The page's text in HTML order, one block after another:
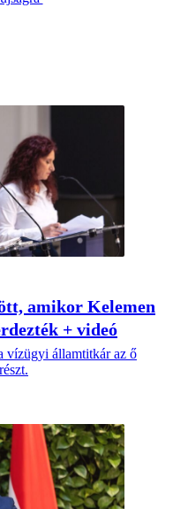
amikor Kelemen
+ videó
vízügyi államtitkár az ő